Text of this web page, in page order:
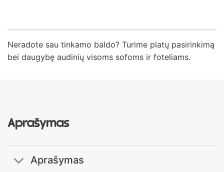
Neradote sau tinkamo baldo? Turime platų pasirinkimą
bei daugybę audinių visoms sofoms ir foteliams.
Aprašymas
Aprašymas